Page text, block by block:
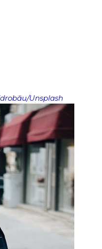
Unsplash